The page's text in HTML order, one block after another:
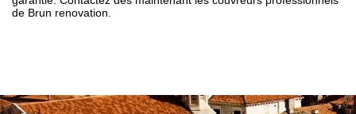
de Brun renovation.